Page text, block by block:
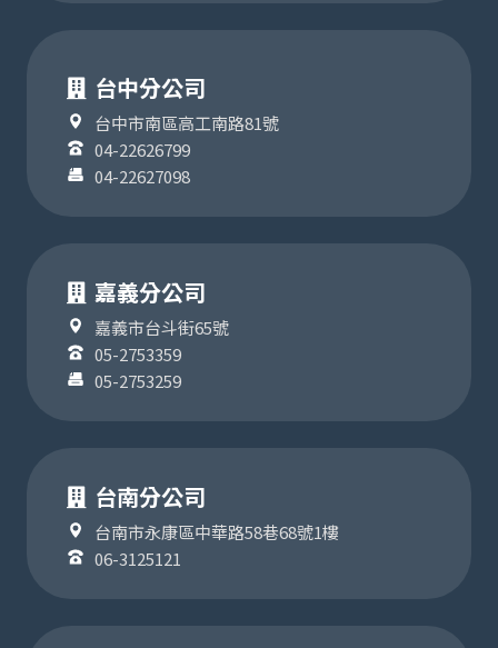
台中分公司
台中市南區高工南路81號
04-22626799
04-22627098
嘉義分公司
嘉義市台斗街65號
05-2753359
05-2753259
台南分公司
台南市永康區中華路58巷68號1樓
06-3125121